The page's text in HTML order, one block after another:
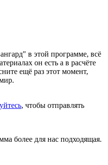
в этой программе, всё
он есть а в расчёте
ещё раз этот момент,
, чтобы отправлять
более для нас подходящая.